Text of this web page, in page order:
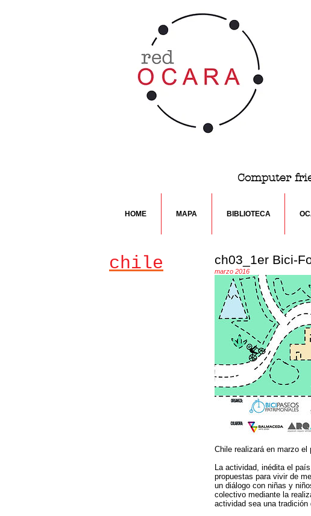
HOME MAPA BIBLIOTECA
Computer
ch03_1er Bici-
marzo 2016
Chile realizará en marzo
La actividad, inédita el
propuestas para vivir de
un diálogo con niñas y
colectivo mediante la
actividad sea una
chile